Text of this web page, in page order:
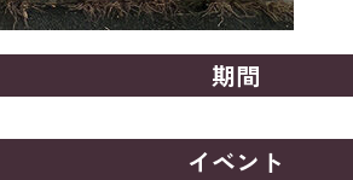
期間
イベント